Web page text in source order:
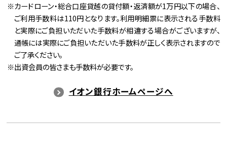
カードローン・総合口座貸越の貸付額・返済額が1万円以下の場合、
ご利用手数料は110円となります。利用明細票に表示される手数料
と実際にご負担いただいた手数料が相違する場合がございますが、
通帳には実際にご負担いただいた手数料が正しく表示されますので
ご了承ください。
出資会員の皆さまも手数料が必要です。
イオン銀行ホームページへ